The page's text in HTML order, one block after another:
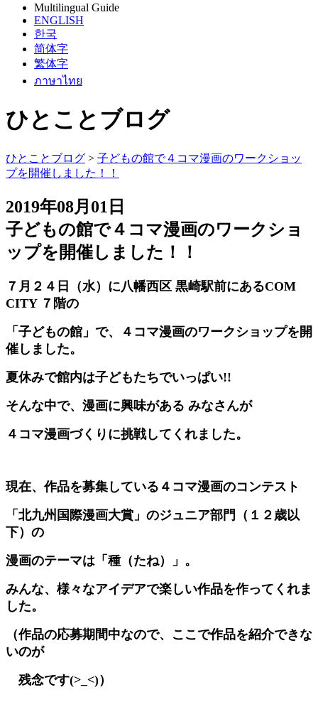
Multilingual Guide
ENGLISH
한국
简体字
繁体字
ภาษาไทย
ひとことブログ
ひとことブログ > 子どもの館で４コマ漫画のワークショッ
プを開催しました！！
2019年08月01日
子どもの館で４コマ漫画のワークショ
ップを開催しました！！
７月２４日（水）に八幡西区 黒崎駅前にあるCOM
CITY ７階の
「子どもの館」で、４コマ漫画のワークショップを開
催しました。
夏休みで館内は子どもたちでいっぱい!!
そんな中で、漫画に興味がある みなさんが
４コマ漫画づくりに挑戦してくれました。
現在、作品を募集している４コマ漫画のコンテスト
「北九州国際漫画大賞」のジュニア部門（１２歳以
下）の
漫画のテーマは「種（たね）」。
みんな、様々なアイデアで楽しい作品を作ってくれま
した。
（作品の応募期間中なので、ここで作品を紹介できな
いのが
残念です(>_<)）